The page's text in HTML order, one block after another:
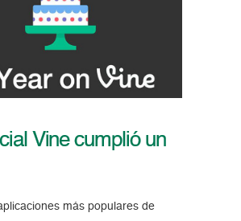
Vine cumplió un
más populares de